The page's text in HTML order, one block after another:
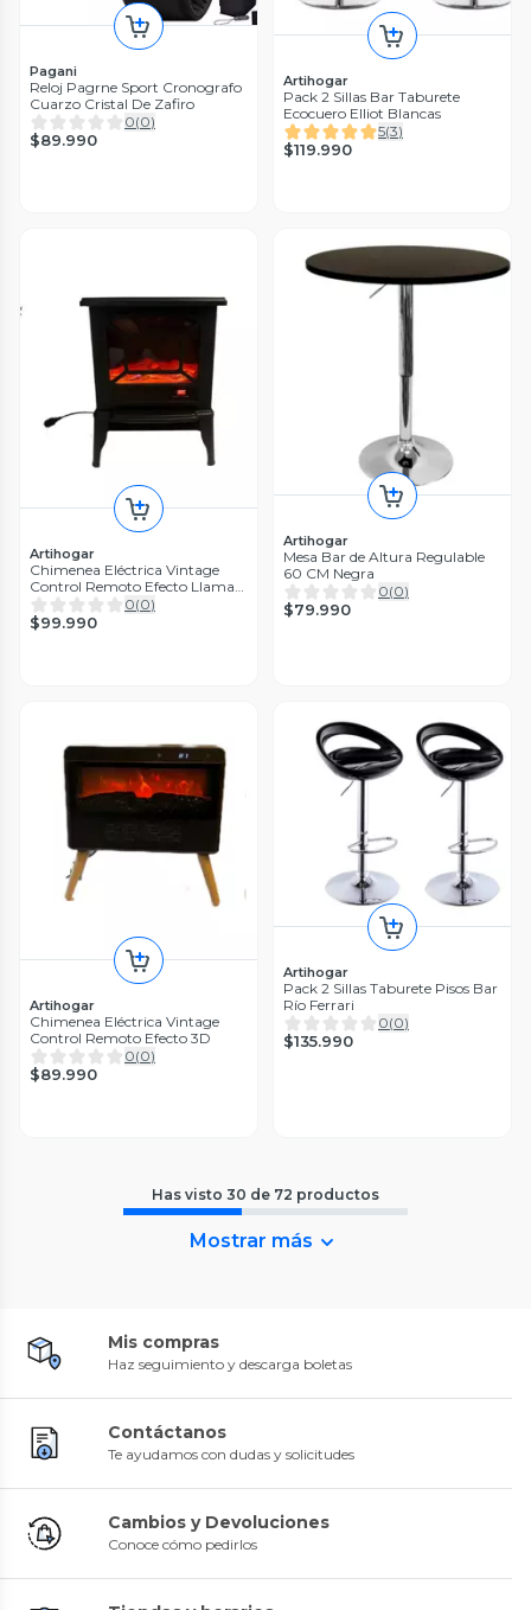
Pagani
Reloj Pagrne Sport Cronografo
Cuarzo Cristal De Zafiro
0(0)
$89.990
Artihogar
Pack 2 Sillas Bar Taburete
Ecocuero Elliot Blancas
5(3)
$119.990
Artihogar
Chimenea Eléctrica Vintage
Control Remoto Efecto Llama
Real
0(0)
$99.990
Artihogar
Mesa Bar de Altura Regulable
60 CM Negra
0(0)
$79.990
Artihogar
Chimenea Eléctrica Vintage
Control Remoto Efecto 3D
0(0)
$89.990
Artihogar
Pack 2 Sillas Taburete Pisos Bar
Río Ferrari
0(0)
$135.990
Has visto 30 de 72 productos
Mostrar más
Mis compras
Haz seguimiento y descarga boletas
Contáctanos
Te ayudamos con dudas y solicitudes
Cambios y Devoluciones
Conoce cómo pedirlos